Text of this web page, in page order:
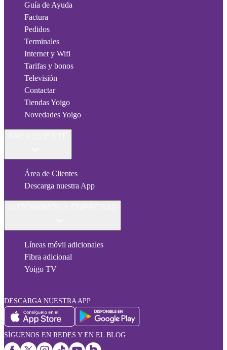
Guía de Ayuda
Factura
Pedidos
Terminales
Internet y Wifi
Tarifas y bonos
Televisión
Contactar
Tiendas Yoigo
Novedades Yoigo
Área de Clientes
Descarga nuestra App
Líneas móvil adicionales
Fibra adicional
Yoigo TV
DESCARGA NUESTRA APP
SÍGUENOS EN REDES Y EN EL BLOG